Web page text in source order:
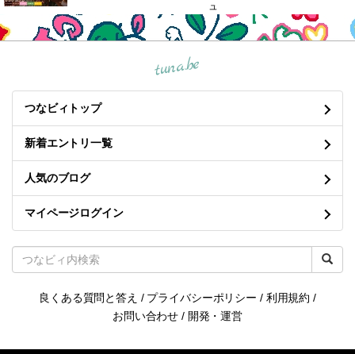
ュ
tuna.be
つなビィトップ
新着エントリ一覧
人気のブログ
マイページログイン
良くある質問と答え / プライバシーポリシー / 利用規約 /
お問い合わせ / 開発・運営